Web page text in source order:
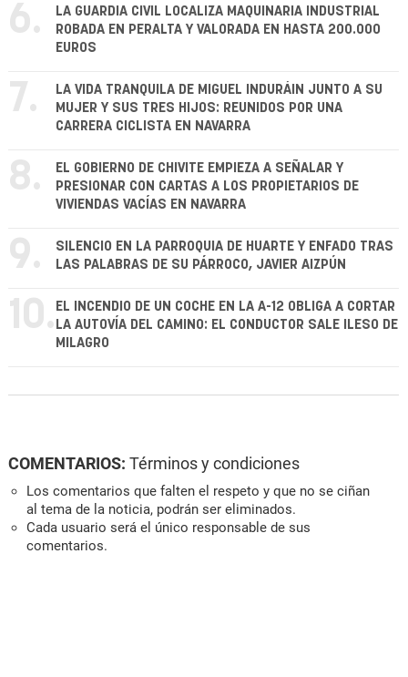
6.
LA GUARDIA CIVIL LOCALIZA MAQUINARIA INDUSTRIAL
ROBADA EN PERALTA Y VALORADA EN HASTA 200.000
EUROS
7.
LA VIDA TRANQUILA DE MIGUEL INDURÁIN JUNTO A SU
MUJER Y SUS TRES HIJOS: REUNIDOS POR UNA
CARRERA CICLISTA EN NAVARRA
8.
EL GOBIERNO DE CHIVITE EMPIEZA A SEÑALAR Y
PRESIONAR CON CARTAS A LOS PROPIETARIOS DE
VIVIENDAS VACÍAS EN NAVARRA
9.
SILENCIO EN LA PARROQUIA DE HUARTE Y ENFADO TRAS
LAS PALABRAS DE SU PÁRROCO, JAVIER AIZPÚN
10. EL INCENDIO DE UN COCHE EN LA A-12 OBLIGA A CORTAR
LA AUTOVÍA DEL CAMINO: EL CONDUCTOR SALE ILESO DE
MILAGRO
COMENTARIOS: Términos y condiciones
Los comentarios que falten el respeto y que no se ciñan
al tema de la noticia, podrán ser eliminados.
Cada usuario será el único responsable de sus
comentarios.